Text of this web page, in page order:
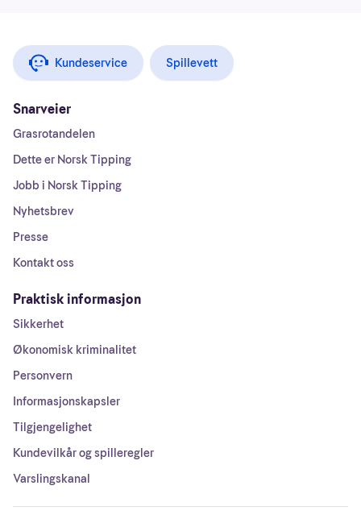
Kundeservice Spillevett
Snarveier
Grasrotandelen
Dette er Norsk Tipping
Jobb i Norsk Tipping
Nyhetsbrev
Presse
Kontakt oss
Praktisk informasjon
Sikkerhet
Økonomisk kriminalitet
Personvern
Informasjonskapsler
Tilgjengelighet
Kundevilkår og spilleregler
Varslingskanal